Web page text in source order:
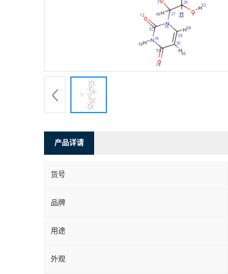
产品详请
货号
品牌
用途
外观